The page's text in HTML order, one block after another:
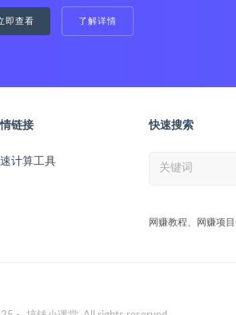
即查看 了解详情
链接
计算工具
快速搜索
网赚教程、网赚项